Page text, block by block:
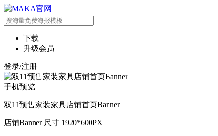
下载
升级会员
登录/注册
手机预览
双11预售家装家具店铺首页Banner
店铺Banner 尺寸 1920*600PX